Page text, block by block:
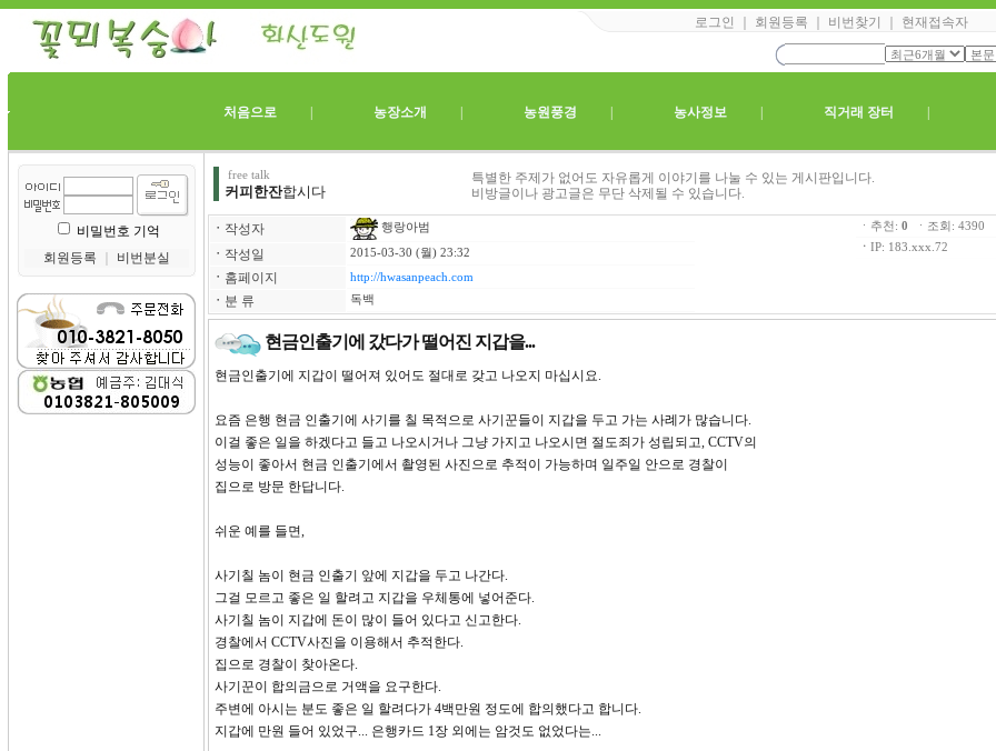
로그인 회원등록 비번찾기 현재접속자
처음으로 농장소개 농원풍경 농사정보 직거래 장터
비밀번호 기억
회원등록
비번분실
free talk
커피한잔합시다
특별한 주제가 없어도 자유롭게 이야기를 나눌 수 있는 게시판입니다.
비방글이나 광고글은 무단 삭제될 수 있습니다.
ㆍ 작성자 행랑아범
ㆍ 작성일 2015-03-30 (월) 23:32
ㆍ 홈페이지 http://hwasanpeach.com
ㆍ 분 류 독백
ㆍ추천: 0 ㆍ조회:
ㆍ IP: 183.xxx.72
현금인출기에 갔다가 떨어진 지갑을...
현금인출기에 지갑이 떨어져 있어도 절대로 갖고 나오지 마십시요.
요즘 은행 현금 인출기에 사기를 칠 목적으로 사기꾼들이 지갑을 두고 가는 사례가 많습니다.
이걸 좋은 일을 하겠다고 들고 나오시거나 그냥 가지고 나오시면 절도죄가 성립되고, CCTV의
성능이 좋아서 현금 인출기에서 촬영된 사진으로 추적이 가능하며 일주일 안으로 경찰이
집으로 방문 한답니다.
쉬운 예를 들면,
사기칠 놈이 현금 인출기 앞에 지갑을 두고 나간다.
그걸 모르고 좋은 일 할려고 지갑을 우체통에 넣어준다.
사기칠 놈이 지갑에 돈이 많이 들어 있다고 신고한다.
경찰에서 CCTV사진을 이용해서 추적한다.
집으로 경찰이 찾아온다.
사기꾼이 합의금으로 거액을 요구한다.
주변에 아시는 분도 좋은 일 할려다가 4백만원 정도에 합의했다고 합니다.
지갑에 만원 들어 있었구... 은행카드 1장 외에는 암것도 없었다는...